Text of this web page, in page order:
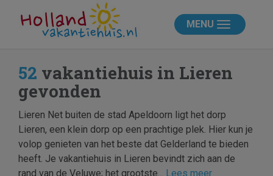
MENU
52 vakantiehuis in Lieren
gevonden
Lieren Net buiten de stad Apeldoorn ligt het dorp
Lieren, een klein dorp op een prachtige plek. Hier kun je
volop genieten van het beste dat Gelderland te bieden
heeft. Je vakantiehuis in Lieren bevindt zich aan de
rand van de Veluwe; het grootste... Lees meer